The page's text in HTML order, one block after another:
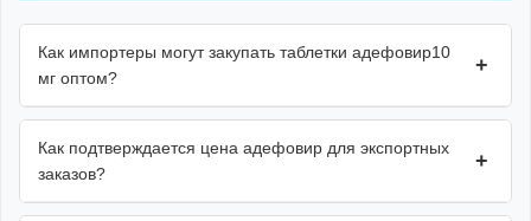
Как импортеры могут закупать таблетки адефовир10
мг оптом?
+
Как подтверждается цена адефовир для экспортных
заказов?
+